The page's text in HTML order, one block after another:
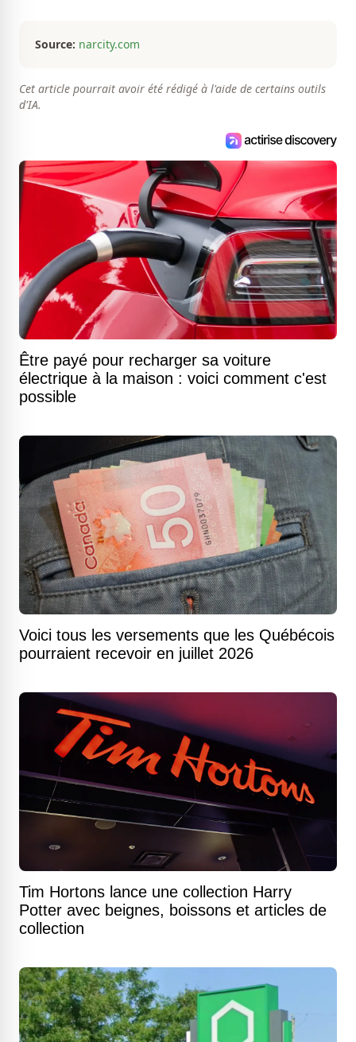
Source: narcity.com
Cet article pourrait avoir été rédigé à l'aide de certains outils
d'IA.
Être payé pour recharger sa voiture
électrique à la maison : voici comment c'est
possible
Voici tous les versements que les Québécois
pourraient recevoir en juillet 2026
Tim Hortons lance une collection Harry
Potter avec beignes, boissons et articles de
collection